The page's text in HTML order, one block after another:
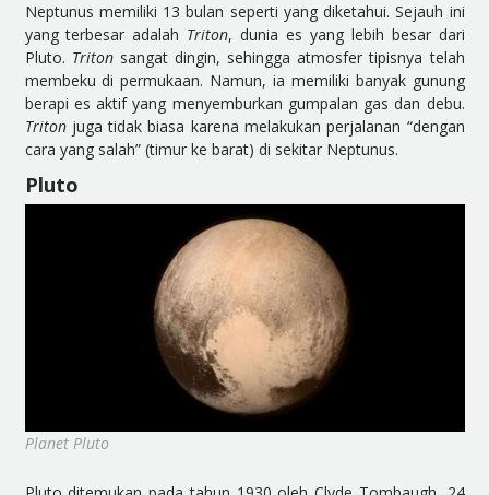
Neptunus memiliki 13 bulan seperti yang diketahui. Sejauh ini
yang terbesar adalah Triton, dunia es yang lebih besar dari
Pluto. Tritonsangat dingin, sehingga atmosfer tipisnya telah
membeku di permukaan. Namun, ia memiliki banyak gunung
berapi es aktif yang menyemburkan gumpalan gas dan debu.
Tritonjuga tidak biasa karena melakukan perjalanan “dengan
cara yang salah” (timur ke barat) di sekitar Neptunus.
Pluto
Planet Pluto